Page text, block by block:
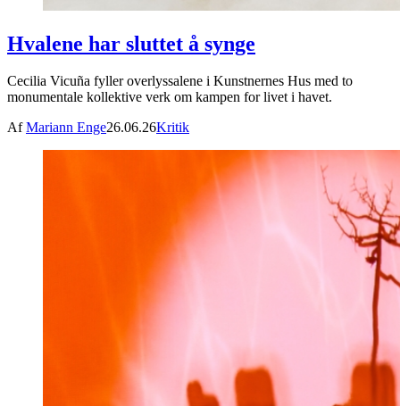
Hvalene har sluttet å synge
Cecilia Vicuña fyller overlyssalene i Kunstnernes Hus med to
monumentale kollektive verk om kampen for livet i havet.
AfMariann Enge26.06.26Kritik